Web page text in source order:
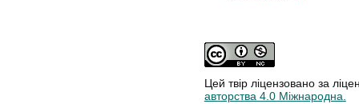
Цей твір ліцензовано за
авторства 4.0 Міжнародна.